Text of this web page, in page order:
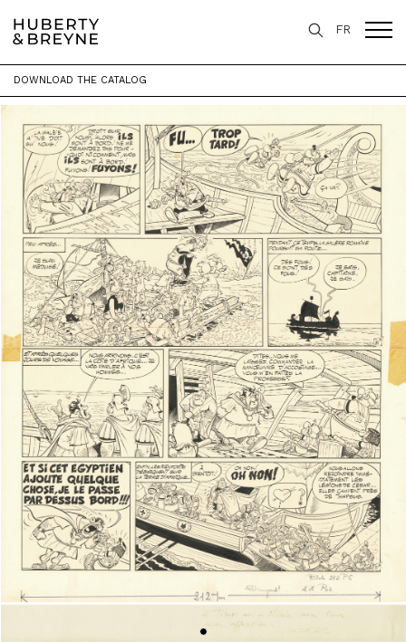
FR
Home > Expertise > Auctions
Vente aux Enchères - Une planche exceptionnelle d'Astérix
DOWNLOAD THE CATALOG